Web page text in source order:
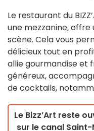
Le restaurant du
une mezzanine,
scène. Cela vous
délicieux tout en
allie gourmandise et
généreux,
de cocktails,
Le Bizz’Art reste
sur le canal